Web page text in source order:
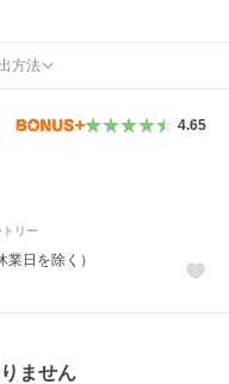
方法
4.65
リー
日を除く）
ません